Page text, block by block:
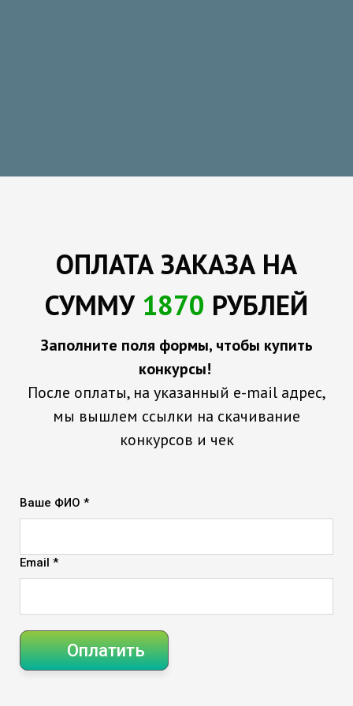
ОПЛАТАЗАКАЗА НА
СУММУ 1870 РУБЛЕЙ
Заполните поля формы, чтобы купить
конкурсы!
После оплаты, на указанный e-mail адрес,
мы вышлем ссылки на скачивание
конкурсов и чек
Ваше ФИО *
Email *
Оплатить